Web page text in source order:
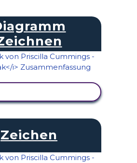
Zeichen